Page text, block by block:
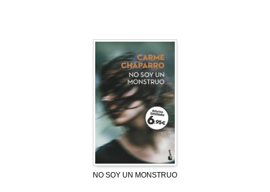
NO SOY UN MONSTRUO